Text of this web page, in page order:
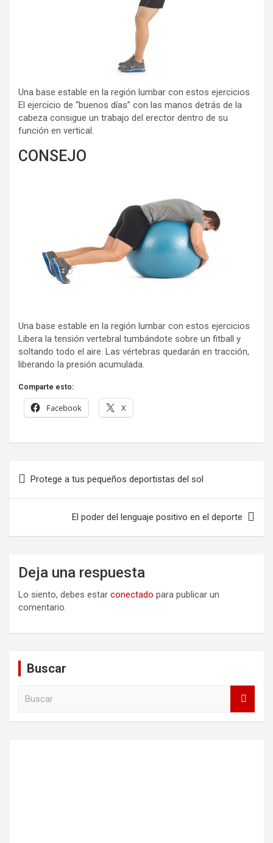
Una base estable en la región lumbar con estos ejercicios
El ejercicio de “buenos días” con las manos detrás de la
cabeza consigue un trabajo del erector dentro de su
función en vertical.
CONSEJO
Una base estable en la región lumbar con estos ejercicios
Libera la tensión vertebral tumbándote sobre un fitball y
soltando todo el aire. Las vértebras quedarán en tracción,
liberando la presión acumulada.
Comparte esto:
Facebook X
de
Protege a tus pequeños deportistas del sol
El poder del lenguaje positivo en el deporte
Deja una respuesta
Lo siento, debes estar conectado para publicar un
comentario.
Buscar